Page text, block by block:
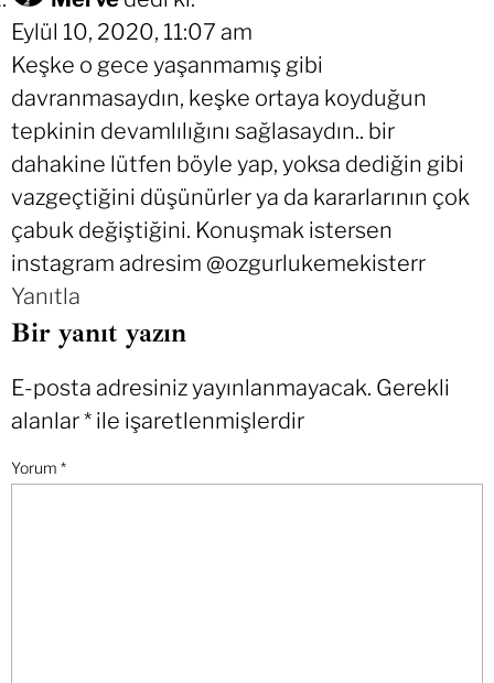
Eylül 10, 2020, 11:07 am
Keşke o gece yaşanmamış gibi
davranmasaydın, keşke ortaya koyduğun
tepkinin devamlılığını sağlasaydın.. bir
dahakine lütfen böyle yap, yoksa dediğin gibi
vazgeçtiğini düşünürler ya da kararlarının çok
çabuk değiştiğini. Konuşmak istersen
instagram adresim @ozgurlukemekisterr
Yanıtla
Bir yanıt yazın
E-posta adresiniz yayınlanmayacak. Gerekli
alanlar* ile işaretlenmişlerdir
Yorum *